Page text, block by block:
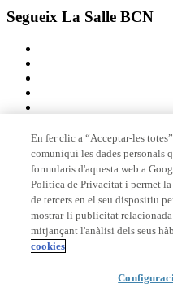
Segueix La Salle BCN
Membre de
Acreditacions
© 2026 La Salle Campus
En fer clic a “Acceptar-les
comuniqui les dades personals
formularis d'aquesta web a
Política de Privacitat i permet
de tercers en el seu dispositiu
mostrar-li publicitat relacionada
mitjançant l'anàlisi dels seus
cookies